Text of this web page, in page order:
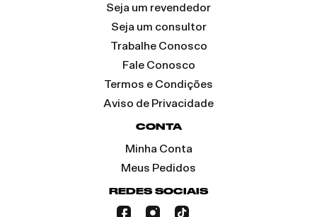
Seja um revendedor
Seja um consultor
Trabalhe Conosco
Fale Conosco
Termos e Condições
Aviso de Privacidade
CONTA
Minha Conta
Meus Pedidos
REDES SOCIAIS